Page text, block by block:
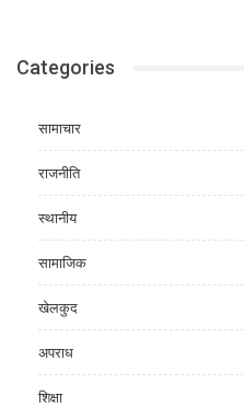
Categories
सामाचार
राजनीति
स्थानीय
सामाजिक
खेलकुद
अपराध
शिक्षा